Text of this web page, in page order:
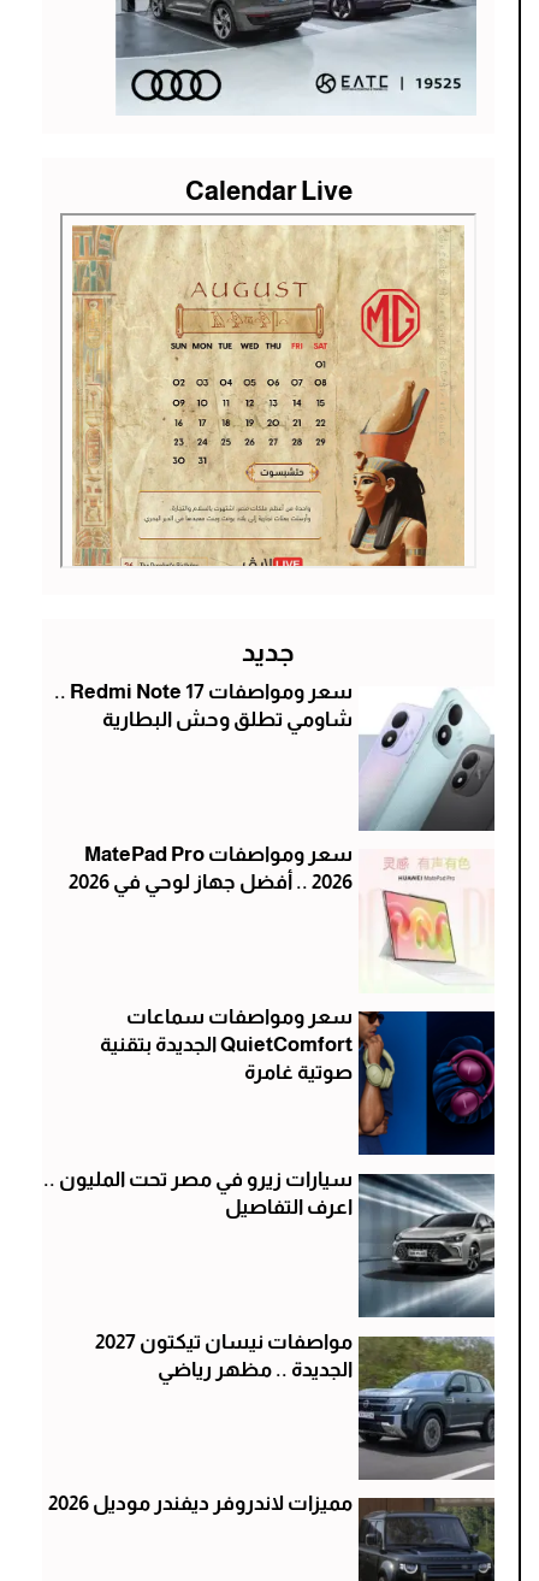
Calendar Live
جديد
سعر ومواصفات Redmi Note 17 ..
شاومي تطلق وحش البطارية
سعر ومواصفات MatePad Pro
2026 .. أفضل جهاز لوحي في 2026
سعر ومواصفات سماعات
QuietComfort الجديدة بتقنية
صوتية غامرة
سيارات زيرو في مصر تحت المليون ..
اعرف التفاصيل
مواصفات نيسان تيكتون 2027
الجديدة .. مظهر رياضي
مميزات لاندروفر ديفندر موديل 2026